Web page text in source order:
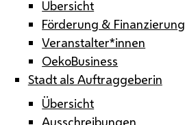
Übersicht
Förderung & Finanzierung
Veranstalter*innen
OekoBusiness
Stadt als Auftraggeberin
Übersicht
Ausschreibungen